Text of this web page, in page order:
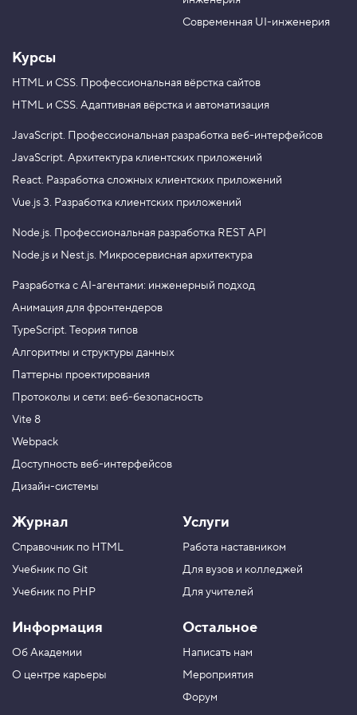
a
m
Современная UI-инженерия
Курсы
HTML и CSS. Профессиональная вёрстка сайтов
HTML и CSS. Адаптивная вёрстка и автоматизация
JavaScript. Профессиональная разработка веб-интерфейсов
JavaScript. Архитектура клиентских приложений
React. Разработка сложных клиентских приложений
Vue.js 3. Разработка клиентских приложений
Node.js. Профессиональная разработка REST API
Node.js и Nest.js. Микросервисная архитектура
Разработка с AI-агентами: инженерный подход
Анимация для фронтендеров
TypeScript. Теория типов
Алгоритмы и структуры данных
Паттерны проектирования
Протоколы и сети: веб-безопасность
Vite 8
Webpack
Доступность веб-интерфейсов
Дизайн-системы
Журнал
Справочник по HTML
Учебник по Git
Учебник по PHP
Информация
Об Академии
О центре карьеры
Услуги
Работа наставником
Для вузов и колледжей
Для учителей
Остальное
Написать нам
Мероприятия
Форум